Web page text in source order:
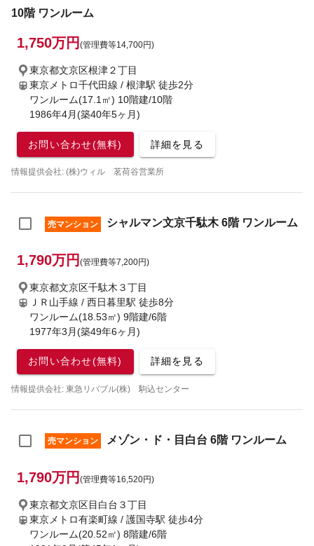
10階 ワンルーム
1,750万円 (管理費等14,700円)
東京都文京区根津２丁目
東京メトロ千代田線 / 根津駅 徒歩2分
ワンルーム(17.1㎡) 10階建/10階
1986年4月(築40年5ヶ月)
お問い合わせ(無料) 詳細を見る
情報提供会社: (株)ウィル 茗荷谷営業所
売マンション シャルマン文京千駄木 6階 ワンルーム
1,790万円 (管理費等7,200円)
東京都文京区千駄木３丁目
ＪＲ山手線 / 西日暮里駅 徒歩8分
ワンルーム(18.53㎡) 9階建/6階
1977年3月(築49年6ヶ月)
お問い合わせ(無料) 詳細を見る
情報提供会社: 東急リバブル(株) 駒込センター
売マンション メゾン・ド・目白台 6階 ワンルーム
1,790万円 (管理費等16,520円)
東京都文京区目白台３丁目
東京メトロ有楽町線 / 護国寺駅 徒歩4分
ワンルーム(20.52㎡) 8階建/6階